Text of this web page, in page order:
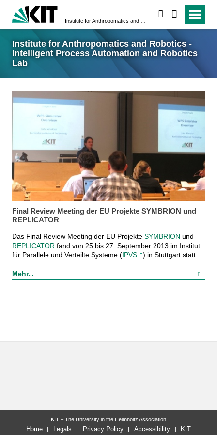
Institute for Anthropomatics and Robotics -
Intelligent Process Automation and Robotics
Lab
Final Review Meeting der EU Projekte SYMBRION und
REPLICATOR
Das Final Review Meeting der EU Projekte SYMBRION und
REPLICATORfand von 25 bis 27. September 2013 im Institut
für Parallele und Verteilte Systeme (IPVS ) in Stuttgart statt.
Mehr...
KIT – The University in the Helmholtz Association
Home Legals Privacy Policy Accessibility KIT